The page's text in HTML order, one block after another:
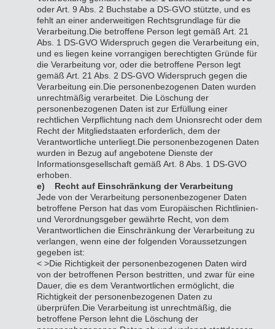
oder Art. 9 Abs. 2 Buchstabe a DS-GVO stützte, und es
fehlt an einer anderweitigen Rechtsgrundlage für die
Verarbeitung. Die betroffene Person legt gemäß Art. 21
Abs. 1 DS-GVO Widerspruch gegen die Verarbeitung ein,
und es liegen keine vorrangigen berechtigten Gründe für
die Verarbeitung vor, oder die betroffene Person legt
gemäß Art. 21 Abs. 2 DS-GVO Widerspruch gegen die
Verarbeitung ein. Die personenbezogenen Daten wurden
unrechtmäßig verarbeitet. Die Löschung der
personenbezogenen Daten ist zur Erfüllung einer
rechtlichen Verpflichtung nach dem Unionsrecht oder dem
Recht der Mitgliedstaaten erforderlich, dem der
Verantwortliche unterliegt. Die personenbezogenen Daten
wurden in Bezug auf angebotene Dienste der
Informationsgesellschaft gemäß Art. 8 Abs. 1 DS-GVO
erhoben.
e) Recht auf Einschränkung der Verarbeitung
Jede von der Verarbeitung personenbezogener Daten
betroffene Person hat das vom Europäischen Richtlinien-
und Verordnungsgeber gewährte Recht, von dem
Verantwortlichen die Einschränkung der Verarbeitung zu
verlangen, wenn eine der folgenden Voraussetzungen
gegeben ist:
< >Die Richtigkeit der personenbezogenen Daten wird
von der betroffenen Person bestritten, und zwar für eine
Dauer, die es dem Verantwortlichen ermöglicht, die
Richtigkeit der personenbezogenen Daten zu
überprüfen. Die Verarbeitung ist unrechtmäßig, die
betroffene Person lehnt die Löschung der